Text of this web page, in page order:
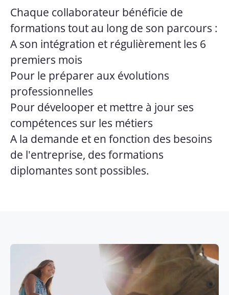
Chaque collaborateur bénéficie de
formations tout au long de son parcours :
A son intégration et régulièrement les 6
premiers mois
Pour le préparer aux évolutions
professionnelles
Pour dévelooper et mettre à jour ses
compétences sur les métiers
A la demande et en fonction des besoins
de l'entreprise, des formations
diplomantes sont possibles.